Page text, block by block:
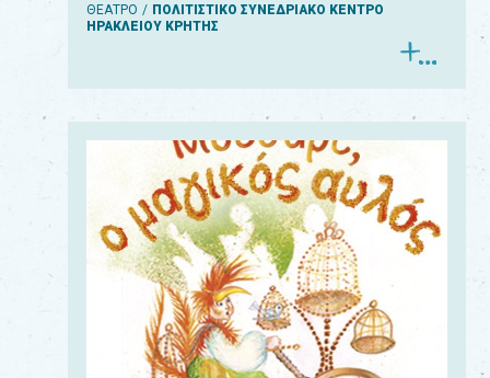
ΘΕΑΤΡΟ
ΠΟΛΙΤΙΣΤΙΚΟ ΣΥΝΕΔΡΙΑΚΟ ΚΕΝΤΡΟ
ΗΡΑΚΛΕΙΟΥ ΚΡΗΤΗΣ